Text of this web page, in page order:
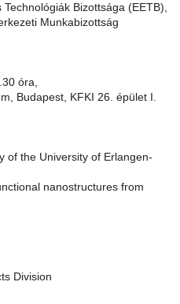
Bizottsága (EETB),
Munkabizottság
óra,
Budapest, KFKI 26. épület I.
of the University of Erlangen-
nanostructures from
Division